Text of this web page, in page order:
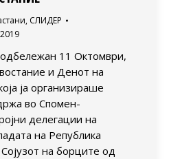
, СЛИДЕР
11 Октомври,
и Денот на
ја организираше
во Спомен-
делегации на
на Република
на борците од